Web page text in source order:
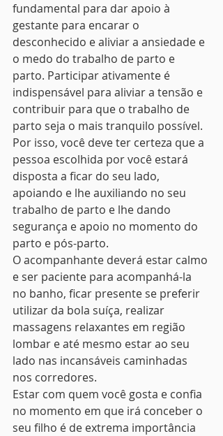
fundamental para dar apoio à
gestante para encarar o
desconhecido e aliviar a ansiedade e
o medo do trabalho de parto e
parto. Participar ativamente é
indispensável para aliviar a tensão e
contribuir para que o trabalho de
parto seja o mais tranquilo possível.
Por isso, você deve ter certeza que a
pessoa escolhida por você estará
disposta a ficar do seu lado,
apoiando e lhe auxiliando no seu
trabalho de parto e lhe dando
segurança e apoio no momento do
parto e pós-parto.
O acompanhante deverá estar calmo
e ser paciente para acompanhá-la
no banho, ficar presente se preferir
utilizar da bola suíça, realizar
massagens relaxantes em região
lombar e até mesmo estar ao seu
lado nas incansáveis caminhadas
nos corredores.
Estar com quem você gosta e confia
no momento em que irá conceber o
seu filho é de extrema importância